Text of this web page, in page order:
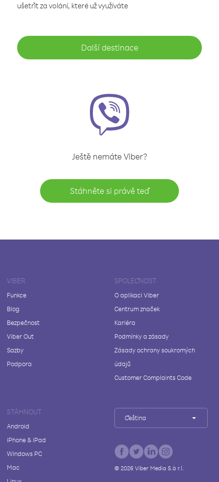
ušetřit za volání, které už využíváte
Další destinace
Ještě nemáte Viber?
Stáhněte si právě teď
VIBER
Funkce
Blog
Bezpečnost
Viber Out
Sazby
Podpora
SPOLEČNOST
O aplikaci Viber
Centrum značek
Kariéra
Podmínky a zásady
Zásady ochrany soukromých
údajů
Customer Complaints Code
STÁHNOUT
Android
iPhone & iPad
Windows PC
Mac
Čeština
© 2026Viber Media S.à r.l.